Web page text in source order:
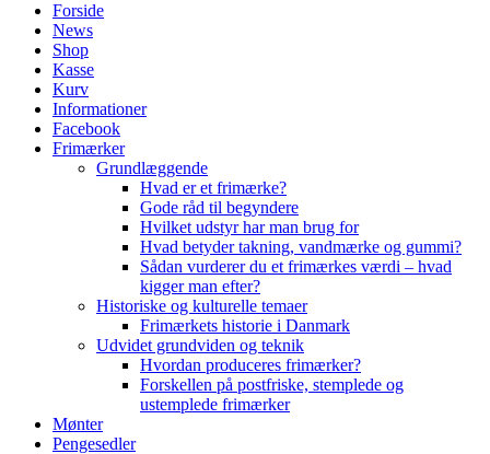
Forside
News
Shop
Kasse
Kurv
Informationer
Facebook
Frimærker
Grundlæggende
Hvad er et frimærke?
Gode råd til begyndere
Hvilket udstyr har man brug for
Hvad betyder takning, vandmærke og gummi?
Sådan vurderer du et frimærkes værdi – hvad
kigger man efter?
Historiske og kulturelle temaer
Frimærkets historie i Danmark
Udvidet grundviden og teknik
Hvordan produceres frimærker?
Forskellen på postfriske, stemplede og
ustemplede frimærker
Mønter
Pengesedler